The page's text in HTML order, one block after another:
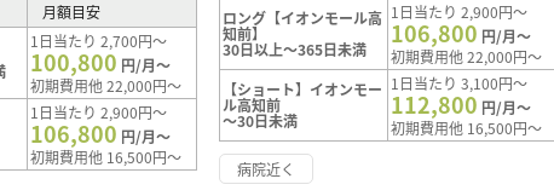
月額目安
1日当たり 2,700円～
100,800 円/月～
初期費用他 22,000円～
1日当たり 2,900円～
106,800 円/月～
初期費用他 16,500円～
ロング【イオンモール高
知前】
30日以上～365日未満
1日当たり 2,900円～
106,800 円/月～
初期費用他 22,000円～
【ショート】イオンモー
ル高知前
～30日未満
1日当たり 3,100円～
112,800 円/月～
初期費用他 16,500円～
病院近く